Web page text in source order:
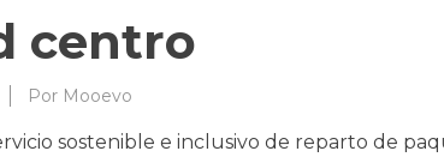
centro
Por Mooevo
sostenible e inclusivo de reparto de